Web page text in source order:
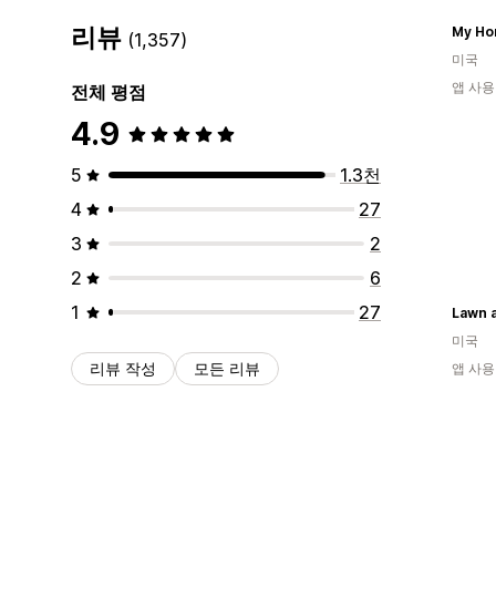
리뷰 (1,357)
전체 평점
4.9
5
1.3천
4
27
3
2
2
6
1
27
리뷰 작성 모든 리뷰
My
미국
앱 사
Lawn
미국
앱 사